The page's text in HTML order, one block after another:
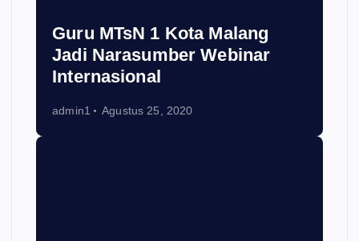
Guru MTsN 1 Kota Malang
Jadi Narasumber Webinar
Internasional
admin1 Agustus 25, 2020